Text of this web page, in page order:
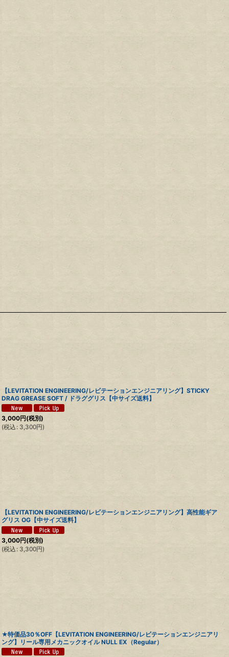
【LEVITATION ENGINEERING/レビテーションエンジニアリング】STICKY
DRAG GREASE SOFT / ドラググリス【中サイズ送料】
3,000円(税別)
(税込 : 3,300円)
【LEVITATION ENGINEERING/レビテーションエンジニアリング】高性能ギア
グリス OG【中サイズ送料】
3,000円(税別)
(税込 : 3,300円)
★特価品30％OFF【LEVITATION ENGINEERING/レビテーションエンジニアリ
ング】リール専用メカニックオイル NULL EX（Regular）